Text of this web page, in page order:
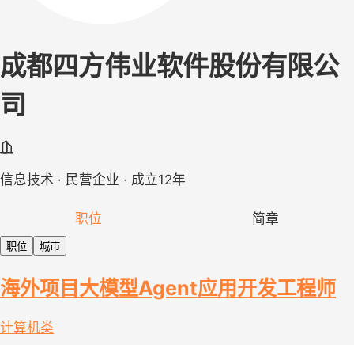
成都四方伟业软件股份有限公
司
信息技术 · 民营企业 · 成立12年
职位 简章
职位 城市
海外项目大模型Agent应用开发工程师
计算机类